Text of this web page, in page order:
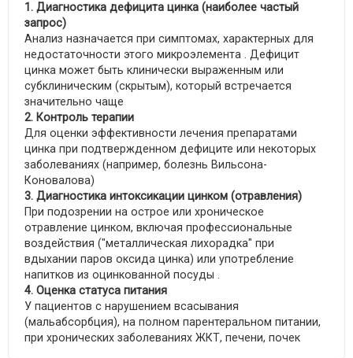
1. Диагностика дефицита цинка (наиболее частый
запрос)
Анализ назначается при симптомах, характерных для
недостаточности этого микроэлемента . Дефицит
цинка может быть клинически выраженным или
субклиническим (скрытым), который встречается
значительно чаще
2. Контроль терапии
Для оценки эффективности лечения препаратами
цинка при подтвержденном дефиците или некоторых
заболеваниях (например, болезнь Вильсона-
Коновалова)
3. Диагностика интоксикации цинком (отравления)
При подозрении на острое или хроническое
отравление цинком, включая профессиональные
воздействия ("металлическая лихорадка" при
вдыхании паров оксида цинка) или употребление
напитков из оцинкованной посуды .
4. Оценка статуса питания
У пациентов с нарушением всасывания
(мальабсорбция), на полном парентеральном питании,
при хронических заболеваниях ЖКТ, печени, почек